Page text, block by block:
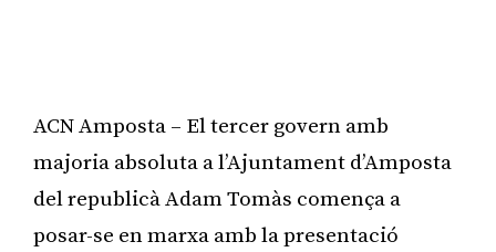
ACN Amposta – El tercer govern amb
majoria absoluta a l’Ajuntament d’Amposta
del republicà Adam Tomàs comença a
posar-se en marxa amb la presentació